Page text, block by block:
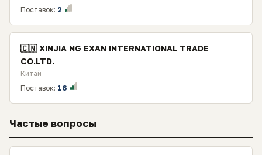
Поставок: 2
🇨🇳 XINJIA NG EXAN INTERNATIONAL TRADE
CO.LTD.
Китай
Поставок: 16
Частые вопросы